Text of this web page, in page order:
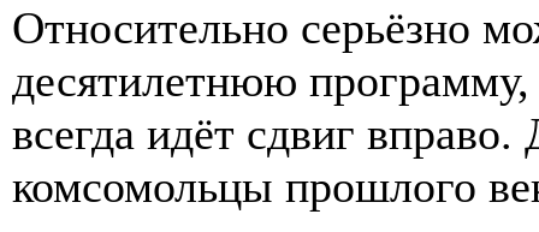
Относительно серьёзно
десятилетнюю
всегда идёт сдвиг
комсомольцы прошлого